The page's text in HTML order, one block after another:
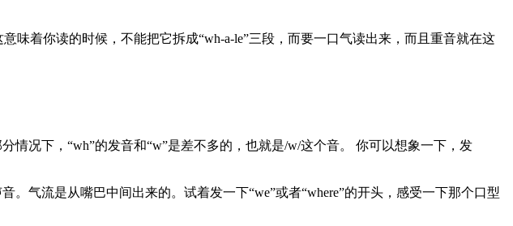
味着你读的时候，不能把它拆成“wh-a-le”三段，而要一口气读出来，而且重音就在这
情况下，“wh”的发音和“w”是差不多的，也就是/w/这个音。 你可以想象一下，发
气流是从嘴巴中间出来的。试着发一下“we”或者“where”的开头，感受一下那个口型